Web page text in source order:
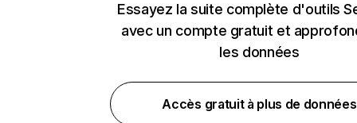
Essayez la suite complète d'outils
avec un compte gratuit et
les données
Accès gratuit à plus de données